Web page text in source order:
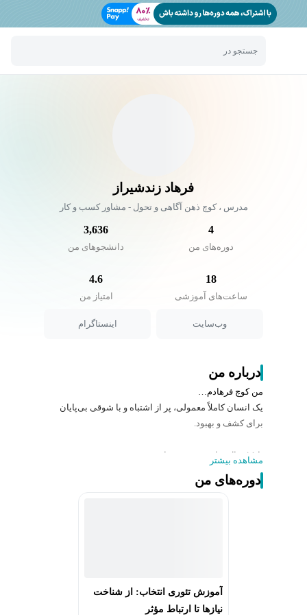
جستجو در
فرهاد زندشیراز
مدرس ، کوچ ذهن آگاهی و تحول - مشاور کسب و کار
4
دوره‌های من
3,636
دانشجو‌های من
18
ساعت‌های آموزشی
4.6
امتیاز من
وب‌سایت اینستاگرام
درباره من
من کوچ فرهادم…
یک انسان کاملاً معمولی، پر از اشتباه و با شوقی بی‌پایان
برای کشف و بهبود.
با ۱۸ سال سابقه در زمینه‌های:
-کوچینگ فردی و سازمانی
-تدریس و مشاوره در حوزه دیجیتال برندینگ و دیجیتال
-کوچینگ حرفه‌ای فردی و کسب‌وکار، دانشگاه تهران
مشاهده بیشتر
دوره‌های من
آموزش تئوری انتخاب: از شناخت
نیازها تا ارتباط مؤثر